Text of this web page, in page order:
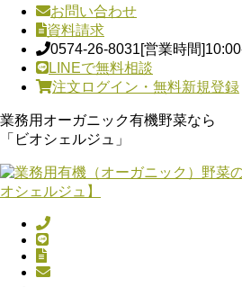
お問い合わせ
資料請求
0574-26-8031[営業時間
LINEで無料相談
注文ログイン・無料新規登録
業務用オーガニック有機野菜なら
「ビオシェルジュ」